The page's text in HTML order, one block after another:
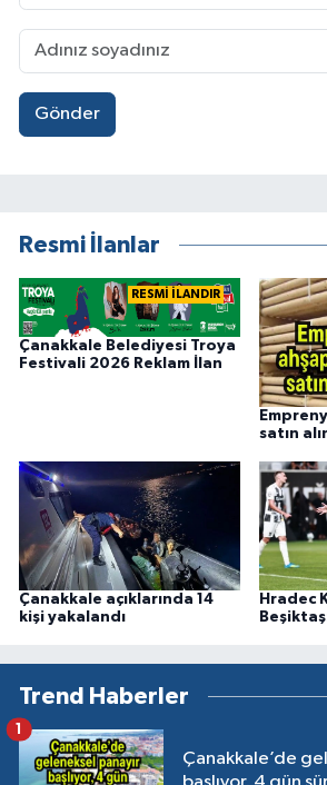
Gönder
Resmi İlanlar
RESMİ İLANDIR
Çanakkale Belediyesi Troya
Festivali 2026 Reklam İlan
satın
Çanakkale açıklarında 14
kişi yakalandı
Hradec
Beşiktaş:
Trend Haberler
Çanakkale’de
1